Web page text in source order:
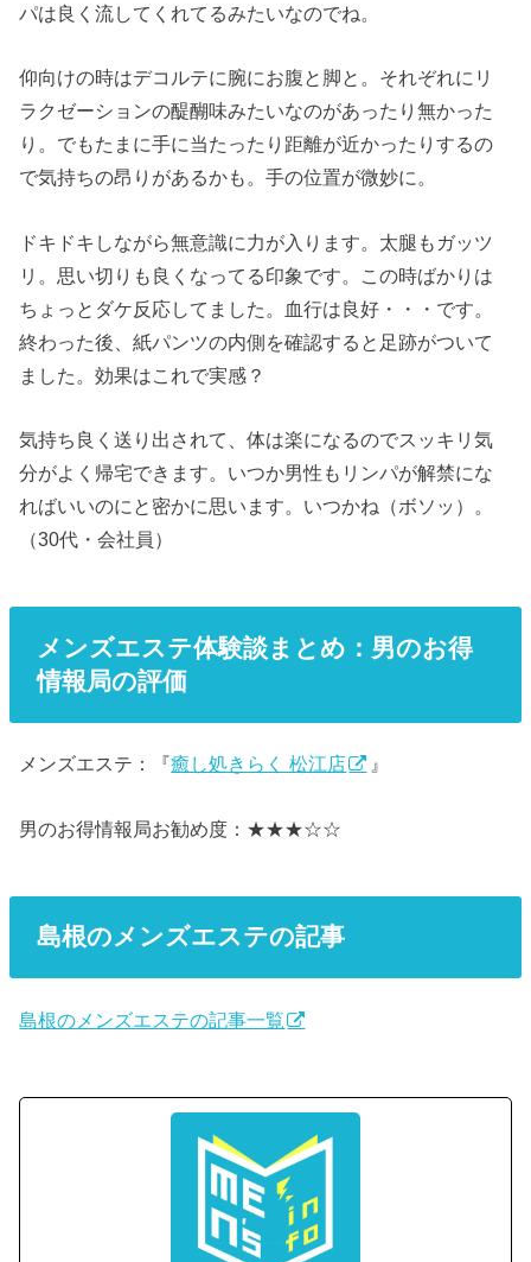
パは良く流してくれてるみたいなのでね。
仰向けの時はデコルテに腕にお腹と脚と。それぞれにリ
ラクゼーションの醍醐味みたいなのがあったり無かった
り。でもたまに手に当たったり距離が近かったりするの
で気持ちの昂りがあるかも。手の位置が微妙に。
ドキドキしながら無意識に力が入ります。太腿もガッツ
リ。思い切りも良くなってる印象です。この時ばかりは
ちょっとダケ反応してました。血行は良好・・・です。
終わった後、紙パンツの内側を確認すると足跡がついて
ました。効果はこれで実感？
気持ち良く送り出されて、体は楽になるのでスッキリ気
分がよく帰宅できます。いつか男性もリンパが解禁にな
ればいいのにと密かに思います。いつかね（ボソッ）。
（30代・会社員）
メンズエステ体験談まとめ：男のお得
情報局の評価
メンズエステ：『癒し処きらく 松江店 』
男のお得情報局お勧め度：★★★☆☆
島根のメンズエステの記事
島根のメンズエステの記事一覧